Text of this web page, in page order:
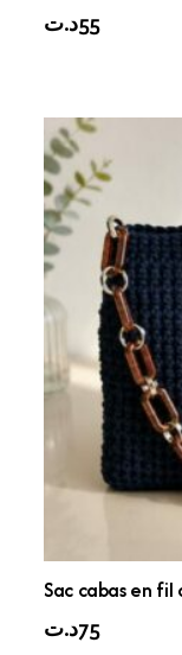
55د.ت
Sac cabas en
75د.ت